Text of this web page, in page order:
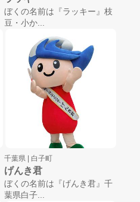
ぼくの名前は『ラッキー』枝
豆・小か...
千葉県 | 白子町
げんき君
ぼくの名前は『げんき君』千
葉県白子...